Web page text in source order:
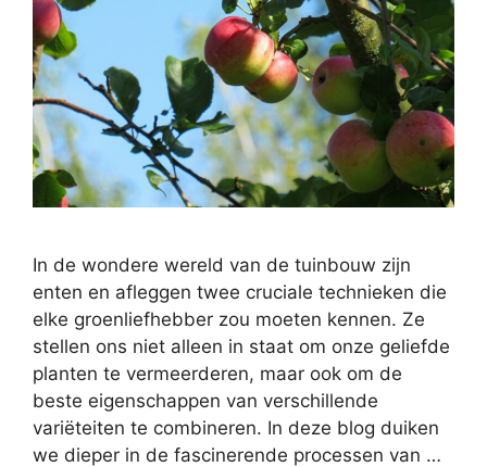
In de wondere wereld van de tuinbouw zijn
enten en afleggen twee cruciale technieken die
elke groenliefhebber zou moeten kennen. Ze
stellen ons niet alleen in staat om onze geliefde
planten te vermeerderen, maar ook om de
beste eigenschappen van verschillende
variëteiten te combineren. In deze blog duiken
we dieper in de fascinerende processen van …